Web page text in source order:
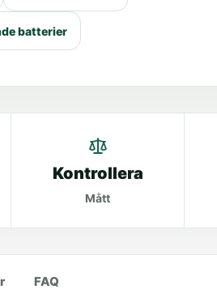
batterier
Kontrollera
Mått
FAQ